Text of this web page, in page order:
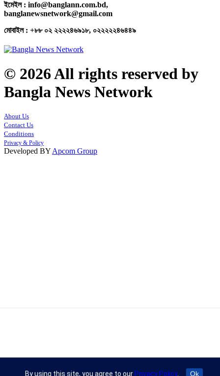
ইমেইল : info@banglann.com.bd,
banglanewsnetwork@gmail.com
মোবাইল : +৮৮ ০২ ২২২২৪৬৯১৮, ০২২২২২৪৬৪৪৯
© 2026 All rights reserved by
Bangla News Network
About Us
Contact Us
Conditions
Privacy & Policy
Developed BY Apcom Group
By using this site, you agree to our Privacy Policy. Ok